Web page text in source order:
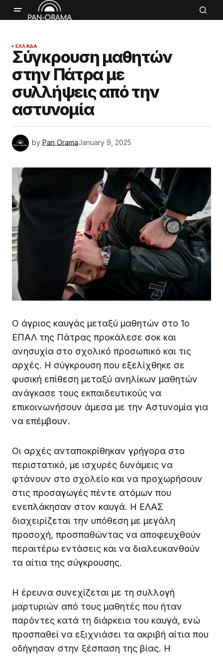
ΕΛΛΆΔΑ
Σύγκρουση μαθητών
στην Πάτρα με
συλλήψεις από την
αστυνομία
by Pan OramaJanuary 9, 2025
Ο άγριος καυγάς μεταξύ μαθητών στο 1ο
ΕΠΑΛ της Πάτρας προκάλεσε σοκ και
ανησυχία στο σχολικό προσωπικό και τις
αρχές. Η σύγκρουση που εξελίχθηκε σε
φυσική επίθεση μεταξύ ανηλίκων μαθητών
ανάγκασε τους εκπαιδευτικούς να
επικοινωνήσουν άμεσα με την Αστυνομία για
να επέμβουν.
Οι αρχές ανταποκρίθηκαν γρήγορα στο
περιστατικό, με ισχυρές δυνάμεις να
φτάνουν στο σχολείο και να προχωρήσουν
στις προσαγωγές πέντε ατόμων που
ενεπλάκησαν στον καυγά. Η ΕΛΑΣ
διαχειρίζεται την υπόθεση με μεγάλη
προσοχή, προσπαθώντας να αποφευχθούν
περαιτέρω εντάσεις και να διαλευκανθούν
τα αίτια της σύγκρουσης.
Η έρευνα συνεχίζεται με τη συλλογή
μαρτυριών από τους μαθητές που ήταν
παρόντες κατά τη διάρκεια του καυγά, ενώ
προσπαθεί να εξιχνιάσει τα ακριβή αίτια που
οδήγησαν στην ξέσπαση της βίας. Η